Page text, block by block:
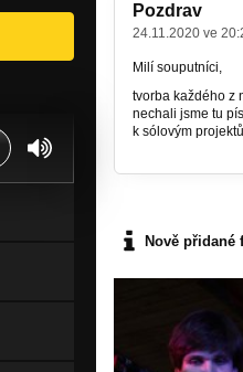
Pozdrav
24.11.2020 ve
Milí souputníci,
tvorba každého z
nechali jsme tu
k sólovým
Nově přidané